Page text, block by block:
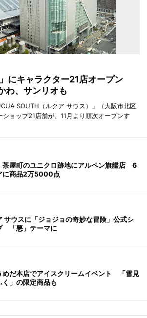
にキャラクター21店オープン
、サンリオも
SOUTH（ルクア サウス）」（大阪市北区
ョップ21店舗が、11月より順次オープンす
茶屋町のユニクロ跡地にアルペン旗艦店 6
に商品2万5000点
サウスに「ジョジョの奇妙な冒険」公式シ
「悪」テーマに
めだ本店でアイスクリームイベント 「雪見
く」の限定商品も